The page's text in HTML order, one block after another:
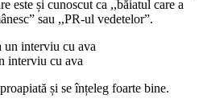
este și cunoscut ca ,,băiatul care a
sau ,,PR-ul vedetelor”.
interviu cu ava
și se înțeleg foarte bine.